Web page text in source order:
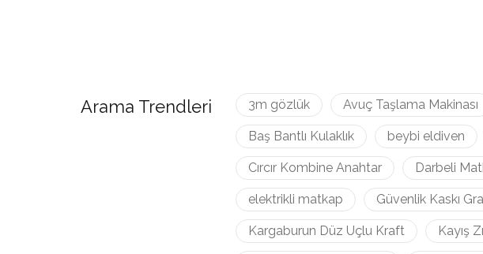
Arama Trendleri 3m gözlük Avuç Taşlama Makinası
Baş Bantlı Kulaklık beybi eldiven
Cırcır Kombine Anahtar Darbeli
elektrikli matkap Güvenlik Kaskı
Kargaburun Düz Uçlu Kraft Kayış